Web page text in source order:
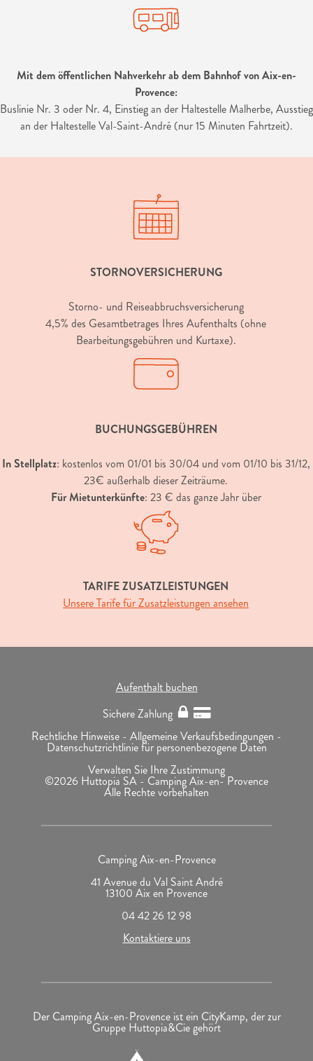
Mit dem öffentlichen Nahverkehr ab dem Bahnhof von Aix-en-
Provence:
Buslinie Nr. 3 oder Nr. 4, Einstieg an der Haltestelle Malherbe, Ausstieg
an der Haltestelle Val-Saint-André (nur 15 Minuten Fahrtzeit).
STORNOVERSICHERUNG
Storno- und Reiseabbruchsversicherung
4,5% des Gesamtbetrages Ihres Aufenthalts (ohne
Bearbeitungsgebühren und Kurtaxe).
BUCHUNGSGEBÜHREN
In Stellplatz: kostenlos vom 01/01 bis 30/04 und vom 01/10 bis 31/12,
23€ außerhalb dieser Zeiträume.
Für Mietunterkünfte: 23 € das ganze Jahr über
TARIFE ZUSATZLEISTUNGEN
Unsere Tarife für Zusatzleistungen ansehen
Aufenthalt buchen
Sichere Zahlung
Rechtliche Hinweise - Allgemeine Verkaufsbedingungen -
Datenschutzrichtlinie für personenbezogene Daten
Verwalten Sie Ihre Zustimmung
©2026 Huttopia SA - Camping Aix-en- Provence
Alle Rechte vorbehalten
Camping Aix-en-Provence
41 Avenue du Val Saint André
13100 Aix en Provence
04 42 26 12 98
Kontaktiere uns
Der Camping Aix-en-Provence ist ein CityKamp, der zur
Gruppe Huttopia&Cie gehört